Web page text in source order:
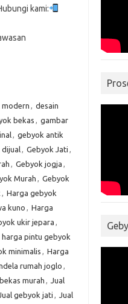
kami:
modern , desain
bekas , gambar
, gebyok antik
dijual, Gebyok Jati ,
, Gebyok jogja ,
Murah , Gebyok
, Harga gebyok
kuno , Harga
ukir jepara ,
harga pintu gebyok
minimalis , Harga
rumah joglo ,
murah , Jual
gebyok jati , Jual